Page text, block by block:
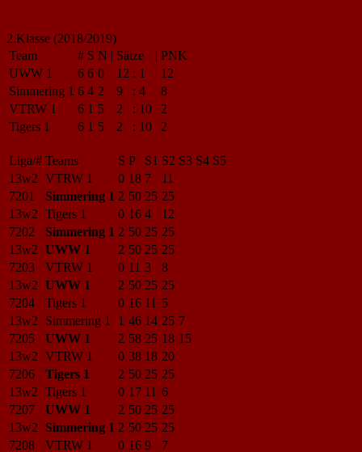
2.Klasse (2018/2019)
Team
# S N | Sätze | PNK
UWW 1
6 6 0 12 : 1
12
Simmering 1 6 4 2 9 : 4
8
VTRW 1
6 1 5 2 : 10
2
Tigers 1
6 1 5 2 : 10 2
Liga/# Teams S P S1 S2 S3 S4 S5
13w2 VTRW 1 0 18 7
11
7201
Simmering 1 2 50 25 25
13w2 Tigers 1 0 16 4
12
7202
Simmering 1 2 50 25 25
13w2 UWW 1 2 50 25 25
7203
VTRW 1 0 11 3
8
13w2 UWW 1 2 50 25 25
7204
Tigers 1 0 16 11 5
13w2
Simmering 1 1 46 14 25 7
7205
UWW 1 2 58 25 18 15
13w2 VTRW 1 0 38 18 20
7206
Tigers 1 2 50 25 25
13w2 Tigers 1 0 17 11 6
7207
UWW 1 2 50 25 25
13w2
Simmering 1 2 50 25 25
7208
VTRW 1 0 16 9 7